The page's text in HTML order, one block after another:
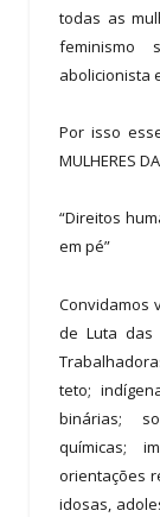
todas as
feminismo
abolicionista
Por isso
MULHERES
“Direitos
em pé”
Convidamos
de Luta das
teto;
binárias;
químicas;
orientações
idosas,